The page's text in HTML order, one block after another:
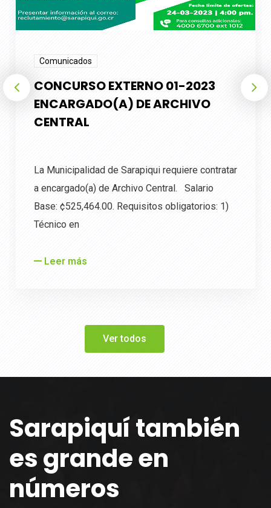
Comunicados
CONCURSO EXTERNO 01-2023
ENCARGADO(A) DE ARCHIVO
CENTRAL
La Municipalidad de Sarapiqui requiere contratar
a encargado(a) de Archivo Central. Salario
Base: ¢525,464.00. Requisitos obligatorios: 1)
Técnico en
Leer más
Ver todos
Sarapiquí también
es grande en
números